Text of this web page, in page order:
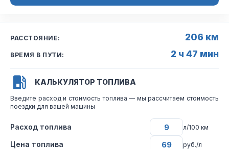
РАССТОЯНИЕ: 206 км
ВРЕМЯ В ПУТИ: 2 ч 47 мин
КАЛЬКУЛЯТОР ТОПЛИВА
Введите расход и стоимость топлива — мы рассчитаем стоимость
поездки для вашей машины
Расход топлива л/100 км
Цена топлива руб./л